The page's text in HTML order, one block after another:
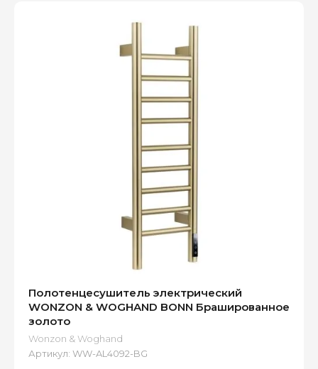
Полотенцесушитель электрический
WONZON & WOGHAND BONN Брашированное
золото
Wonzon & Woghand
Артикул: WW-AL4092-BG